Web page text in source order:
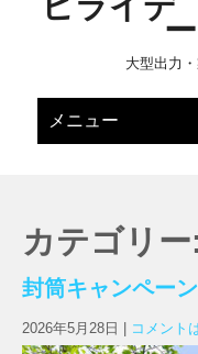
大型出力
メニュー
カテゴリ
封筒キャンペー
2026年5月28日 コメント